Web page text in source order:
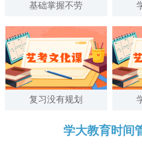
基础掌握不劳
复习没有规划
学大教育时间